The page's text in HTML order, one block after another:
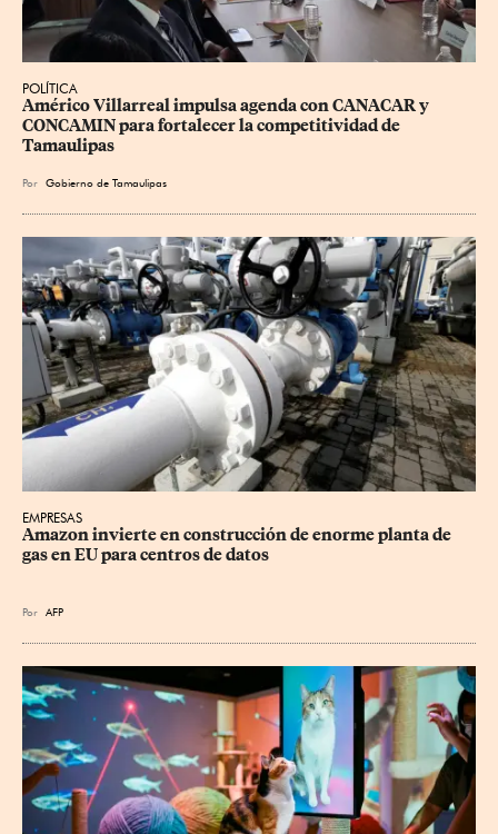
POLÍTICA
Américo Villarreal impulsa agenda con CANACAR y
CONCAMIN para fortalecer la competitividad de
Tamaulipas
Por Gobierno de Tamaulipas
EMPRESAS
Amazon invierte en construcción de enorme planta de
gas en EU para centros de datos
Por AFP